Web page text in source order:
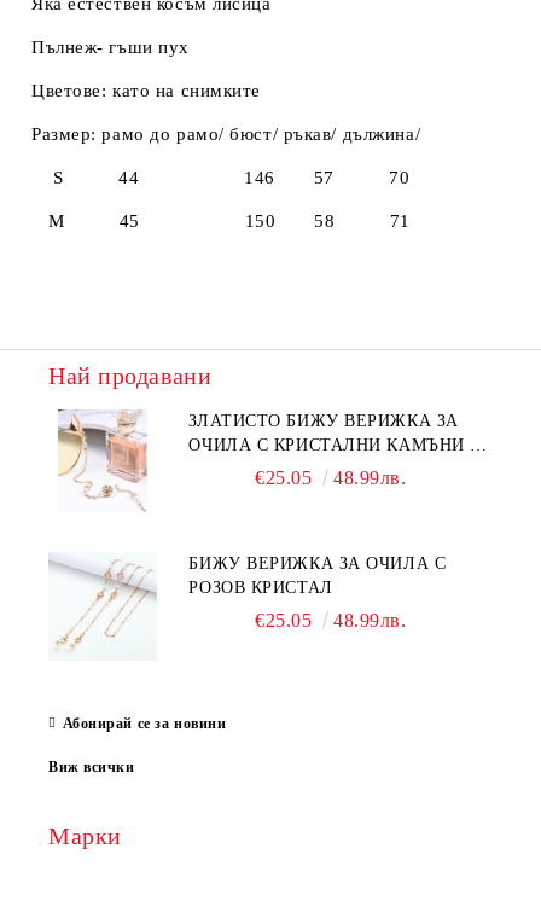
Пълнеж- гъши пух
Цветове: като на снимките
Размер: рамо до рамо/ бюст/ ръкав/ дължина/
S 44 146 57 70
M 45 150 58 71
Най продавани
ЗЛАТИСТО БИЖУ ВЕРИЖКА ЗА
ОЧИЛА С КРИСТАЛНИ КАМЪНИ И
€25.05 48.99лв.
БИЖУ ВЕРИЖКА ЗА ОЧИЛА С
РОЗОВ КРИСТАЛ
€25.05 48.99лв.
Абонирай се за новини
Виж всички
Марки